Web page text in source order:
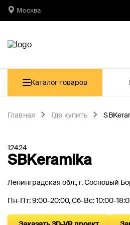
Москва
Каталог товаров
Главная Где купить
12424
SBKeramika
Ленинградская обл., г. Сосновый
Пн-Пт: 9:00-20:00, Сб-Вс: 10:00-